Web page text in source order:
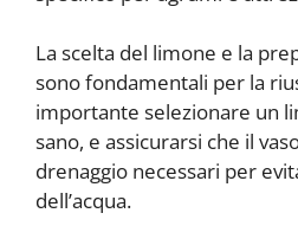
La scelta del limone e la
sono fondamentali per la
importante selezionare un
sano, e assicurarsi che il
drenaggio necessari per
dell’acqua.